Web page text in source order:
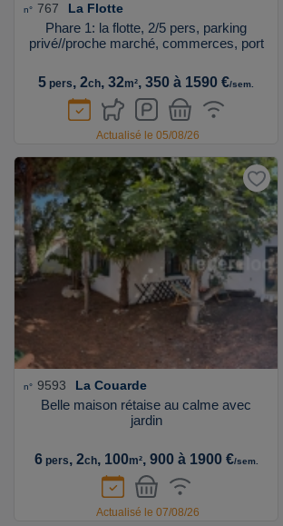
n° 767 La Flotte
Phare 1: la flotte, 2/5 pers, parking
privé//proche marché, commerces, port
5 pers, 2ch, 32m², 350 à 1590 €/sem.
Actualisé le 05/08/26
n° 9593 La Couarde
Belle maison rétaise au calme avec
jardin
6pers, 2ch, 100m², 900 à 1900 €/sem.
Actualisé le 07/08/26